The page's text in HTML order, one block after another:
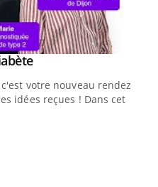
Youtube
votre nouveau rendez-
idées reçues ! Dans cet